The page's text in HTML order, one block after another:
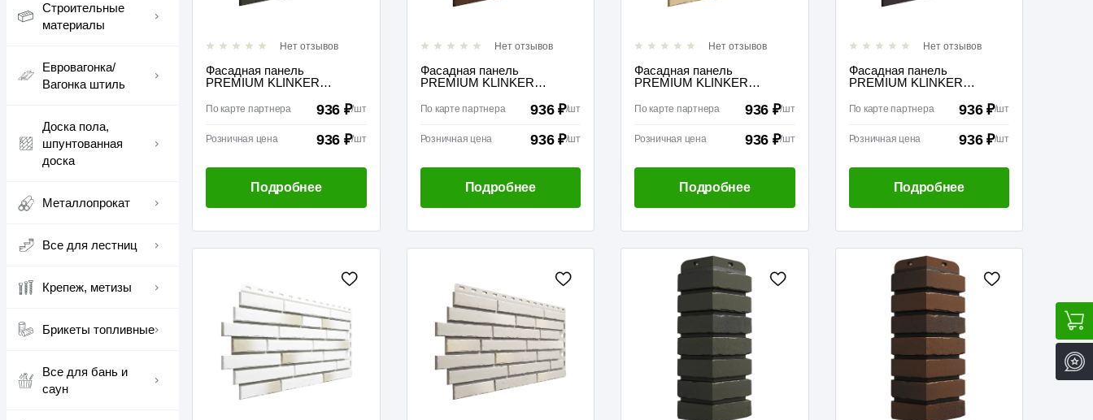
Строительные
материалы
Евровагонка/
Вагонка штиль
Доска пола,
шпунтованная
доска
Металлопрокат
Все для лестниц
Крепеж, метизы
Брикеты топливные
Все для бань и
саун
Нет отзывов
Фасадная панель
PREMIUM KLINKER
По карте партнера 936 ₽/шт
Розничная цена 936 ₽/шт
Подробнее
Нет отзывов
Фасадная панель
PREMIUM KLINKER
По карте партнера 936 ₽/шт
Розничная цена 936 ₽/шт
Подробнее
Нет отзывов
Фасадная панель
PREMIUM KLINKER
По карте партнера 936 ₽/шт
Розничная цена 936 ₽/шт
Подробнее
Нет отзывов
Фасадная панель
PREMIUM KLINKER
По карте партнера 936 ₽/шт
Розничная цена 936 ₽/шт
Подробнее